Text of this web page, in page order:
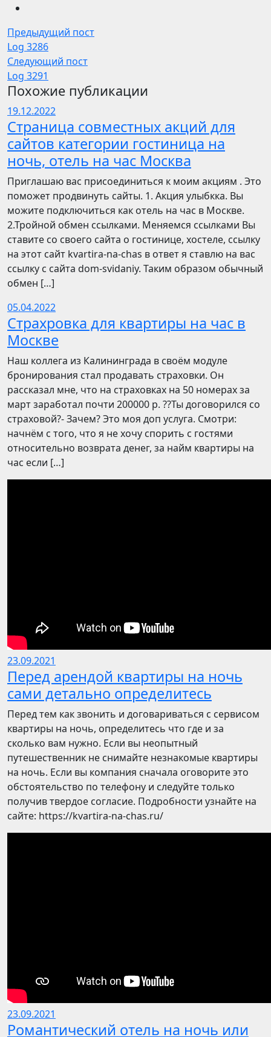
Предыдущий пост
Log 3286
Следующий пост
Log 3291
Похожие публикации
19.12.2022
Страница совместных акций для
сайтов категории гостиница на
ночь, отель на час Москва
Приглашаю вас присоединиться к моим акциям . Это
поможет продвинуть сайты. 1. Акция улыбкка. Вы
можите подключиться как отель на час в Москве.
2.Тройной обмен ссылками. Меняемся ссылками Вы
ставите со своего сайта о гостинице, хостеле, ссылку
на этот сайт kvartira-na-chas в ответ я ставлю на вас
ссылку с сайта dom-svidaniy. Таким образом обычный
обмен […]
05.04.2022
Страхровка для квартиры на час в
Москве
Наш коллега из Калининграда в своём модуле
бронирования стал продавать страховки. Он
рассказал мне, что на страховках на 50 номерах за
март заработал почти 200000 р. ??Ты договорился со
страховой?- Зачем? Это моя доп услуга. Смотри:
начнём с того, что я не хочу спорить с гостями
относительно возврата денег, за найм квартиры на
час если […]
23.09.2021
Перед арендой квартиры на ночь
сами детально определитесь
Перед тем как звонить и договариваться с сервисом
квартиры на ночь, определитесь что где и за
сколько вам нужно. Если вы неопытный
путешественник не снимайте незнакомые квартиры
на ночь. Если вы компания сначала оговорите это
обстоятельство по телефону и следуйте только
получив твердое согласие. Подробности узнайте на
сайте: https://kvartira-na-chas.ru/
23.09.2021
Романтический отель на ночь или